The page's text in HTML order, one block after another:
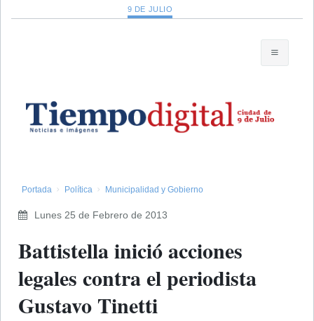
9 DE JULIO
Portada Política Municipalidad y Gobierno
Lunes 25 de Febrero de 2013
Battistella inició acciones
legales contra el periodista
Gustavo Tinetti